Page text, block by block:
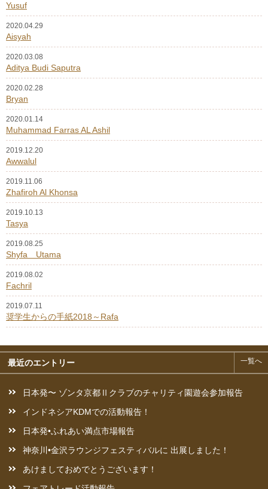
Yusuf
2020.04.29
Aisyah
2020.03.08
Aditya Budi Saputra
2020.02.28
Bryan
2020.01.14
Muhammad Farras AL Ashil
2019.12.20
Awwalul
2019.11.06
Zhafiroh Al Khonsa
2019.10.13
Tasya
2019.08.25
Shyfa Utama
2019.08.02
Fachril
2019.07.11
奨学生からの手紙2018～Rafa
最近のエントリー 一覧へ
日本発〜 ゾンタ京都Ⅱクラブのチャリティ園遊会参加報告
インドネシアKDMでの活動報告！
日本発•ふれあい満点市場報告
神奈川•金沢ラウンジフェスティバルに 出展しました！
あけましておめでとうございます！